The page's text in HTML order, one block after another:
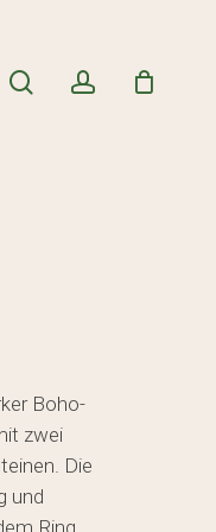
searchaccount
Cart
Boho-
zwei
Die
und
Ring